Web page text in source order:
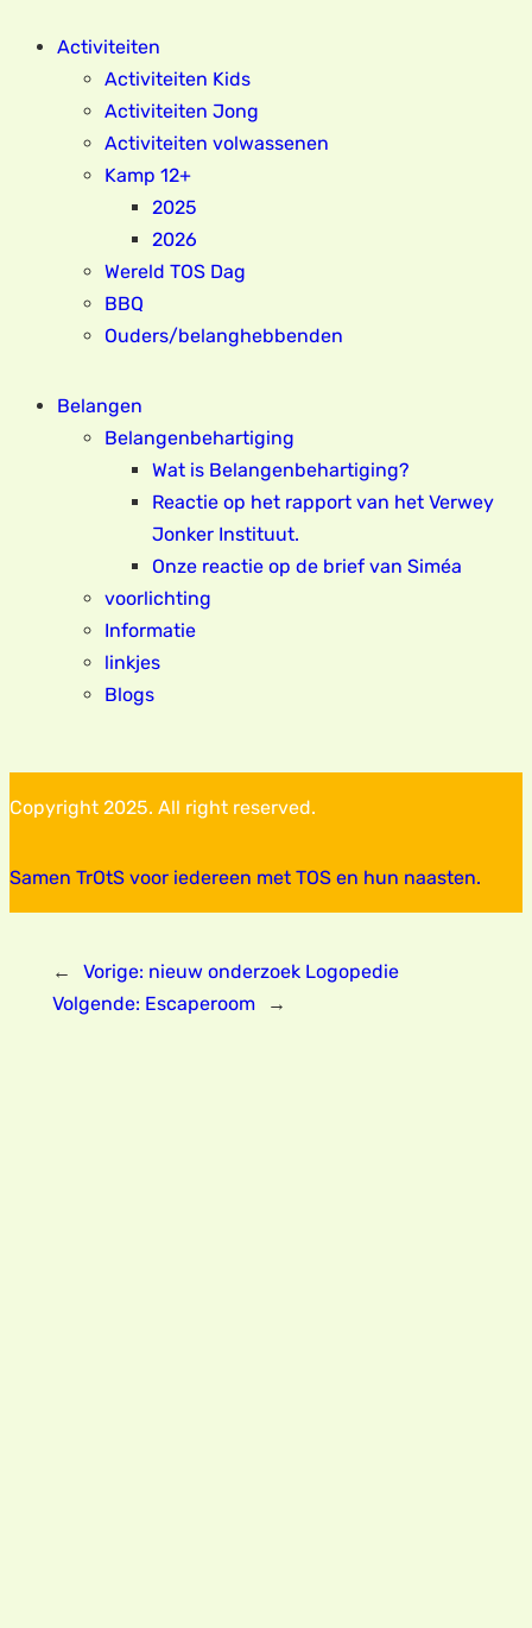
Activiteiten
Activiteiten Kids
Activiteiten Jong
Activiteiten volwassenen
Kamp 12+
2025
2026
Wereld TOS Dag
BBQ
Ouders/belanghebbenden
Belangen
Belangenbehartiging
Wat is Belangenbehartiging?
Reactie op het rapport van het Verwey
Jonker Instituut.
Onze reactie op de brief van Siméa
voorlichting
Informatie
linkjes
Blogs
Copyright 2025. All right reserved.
Samen TrOtS voor iedereen met TOS en hun naasten.
← Vorige: nieuw onderzoek Logopedie
Volgende: Escaperoom →